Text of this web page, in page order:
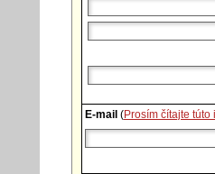
E-mail (Prosím čítajte túto